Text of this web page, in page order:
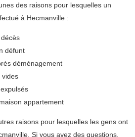
des raisons pour lesquelles un
à Hecmanville :
défunt
déménagement
vides
appartement
raisons pour lesquelles les gens ont
Si vous avez des questions,